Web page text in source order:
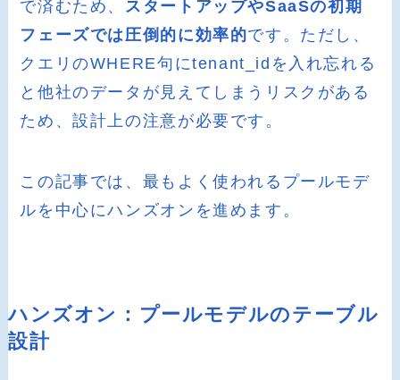
で済むため、 スタートアップやSaaSの初期
フェーズでは圧倒的に効率的です。ただし、
クエリのWHERE句にtenant_idを入れ忘れる
と他社のデータが見えてしまうリスクがある
ため、設計上の注意が必要です。
この記事では、最もよく使われるプールモデ
ルを中心にハンズオンを進めます。
ハンズオン：プールモデルのテーブル
設計